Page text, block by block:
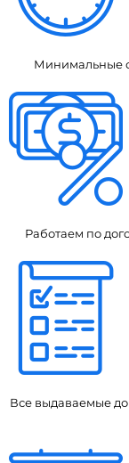
Минимальные
Работаем по
Все выдаваемые